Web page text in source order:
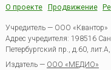
О проекте Продвижение
Учредитель — ООО «Квантор»
Адрес учредителя: 198516
Петербургский пр., д.60,
Издатель — ООО «МЕДИО»